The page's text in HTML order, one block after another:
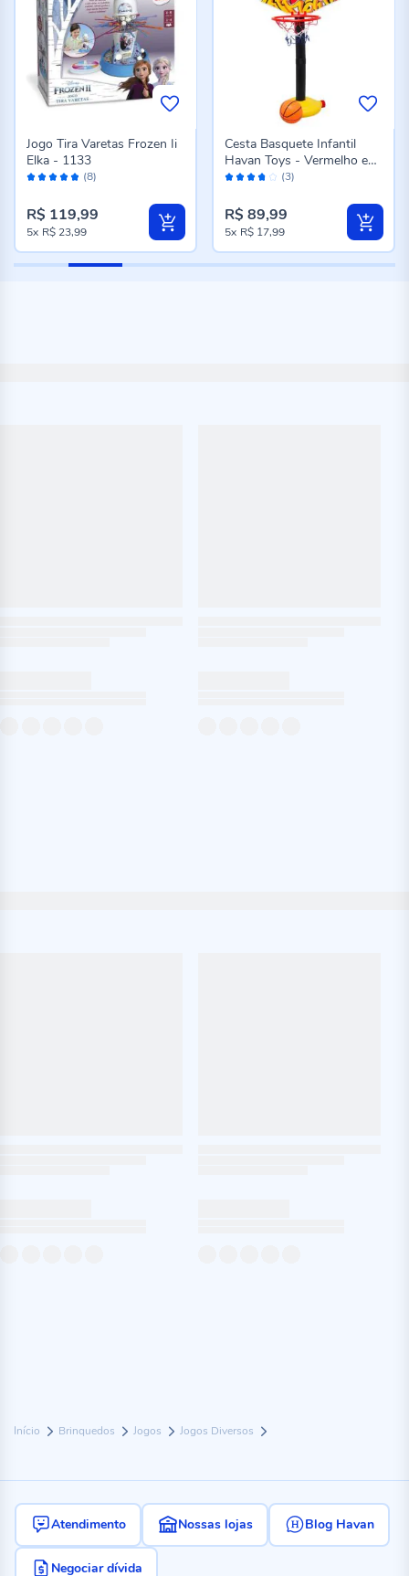
Início Brinquedos Jogos Jogos Diversos
Avaliação: (8)
Jogo Tira Varetas Frozen Ii
Elka - 1133
R$ 119,99
5x R$ 23,99
Avaliação: (3)
Cesta Basquete Infantil
Havan Toys - Vermelho e
Laranja
R$ 89,99
5x R$ 17,99
Atendimento Nossas lojas Blog Havan
Negociar dívida